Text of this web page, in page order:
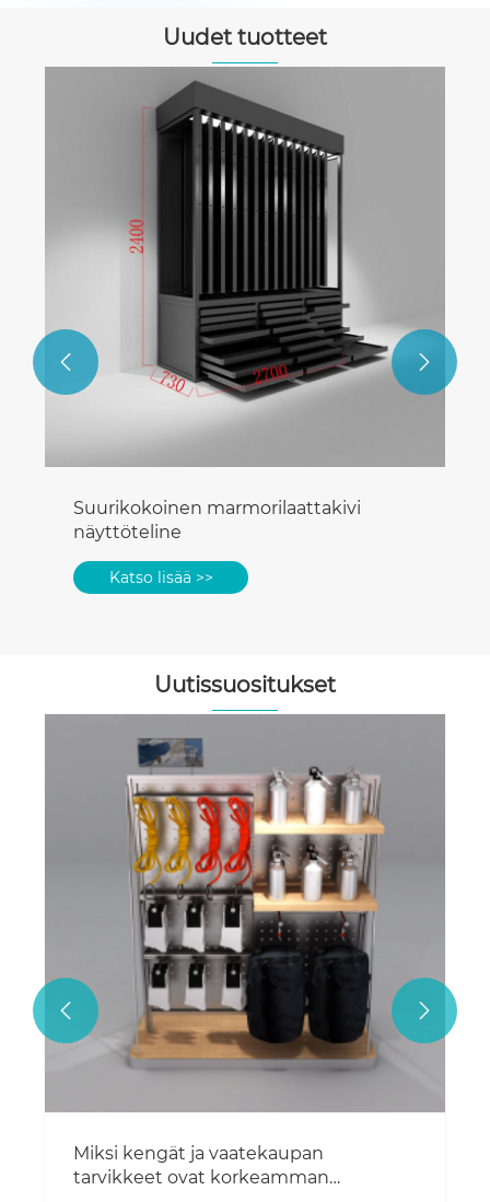
Uudet tuotteet
ergonominen jakkara pöydän alle
Katso lisää >>
 
Uutissuositukset
Miten pehmeä pehmustettu jakkara
vaikuttaa päivittäisiin istuinvalintoihin
töissä, kotona ja liiketiloissa?
Katso lisää >>
 